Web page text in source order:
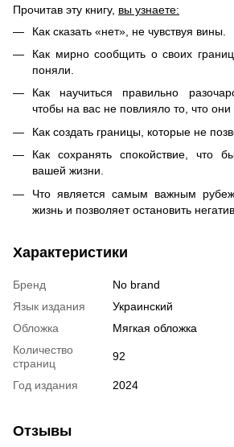
Прочитав эту книгу, вы узнаете:
Как сказать «нет», не чувствуя вины.
Как мирно сообщить о своих
поняли.
Как научиться правильно
чтобы на вас не повлияло то, что
Как создать границы, которые не
Как сохранять спокойствие, что
вашей жизни.
Что является самым важным
жизнь и позволяет остановить
Характеристики
Бренд
No brand
Язык издания
Украинский
Обложка
Мягкая обложка
Количество
страниц
92
Год издания 2024
Отзывы